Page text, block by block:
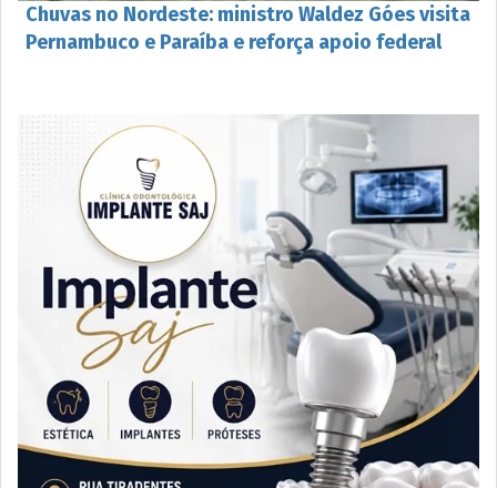
Chuvas no Nordeste: ministro Waldez Góes visita
Pernambuco e Paraíba e reforça apoio federal